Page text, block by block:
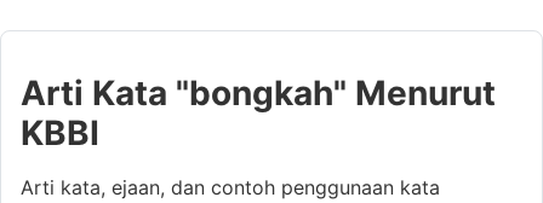
Arti Kata "bongkah" Menurut
KBBI
Arti kata, ejaan, dan contoh penggunaan kata